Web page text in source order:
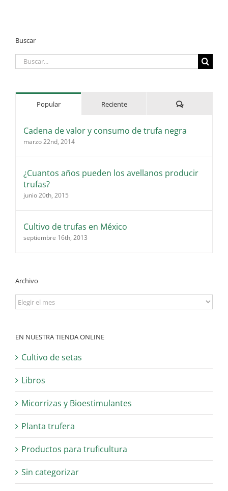
Buscar
Buscar:
Popular Reciente Comentarios
Cadena de valor y consumo de trufa negra
marzo 22nd, 2014
¿Cuantos años pueden los avellanos producir
trufas?
junio 20th, 2015
Cultivo de trufas en México
septiembre 16th, 2013
Archivo
Archivo
EN NUESTRA TIENDA ONLINE
Cultivo de setas
Libros
Micorrizas y Bioestimulantes
Planta trufera
Productos para truficultura
Sin categorizar